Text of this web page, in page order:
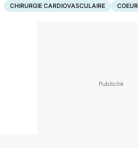
CHIRURGIE CARDIOVASCULAIRE COEUR